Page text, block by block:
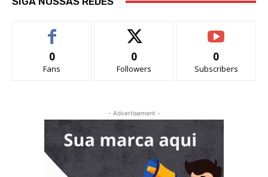
0
Fans
0
Followers
0
Subscribers
- Advertisement -